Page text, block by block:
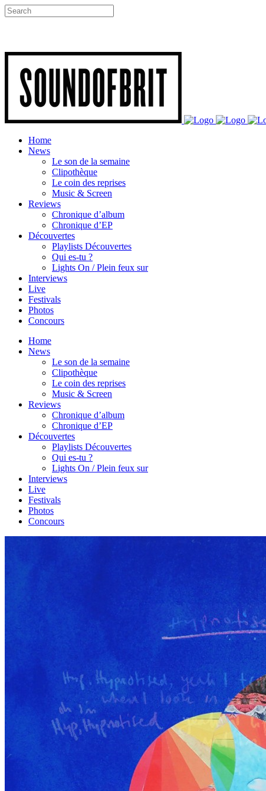
Home
News
Le son de la semaine
Clipothèque
Le coin des reprises
Music & Screen
Reviews
Chronique d’album
Chronique d’EP
Découvertes
Playlists Découvertes
Qui es-tu ?
Lights On / Plein feux sur
Interviews
Live
Festivals
Photos
Concours
Home
News
Le son de la semaine
Clipothèque
Le coin des reprises
Music & Screen
Reviews
Chronique d’album
Chronique d’EP
Découvertes
Playlists Découvertes
Qui es-tu ?
Lights On / Plein feux sur
Interviews
Live
Festivals
Photos
Concours